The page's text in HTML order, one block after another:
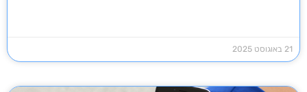
21 באוגוסט 2025